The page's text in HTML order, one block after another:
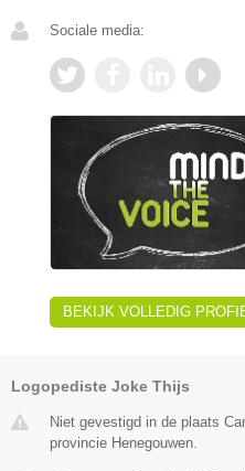
Sociale media:
BEKIJK VOLLEDIG
Logopediste Joke Thijs
Niet gevestigd in de plaats
provincie Henegouwen.